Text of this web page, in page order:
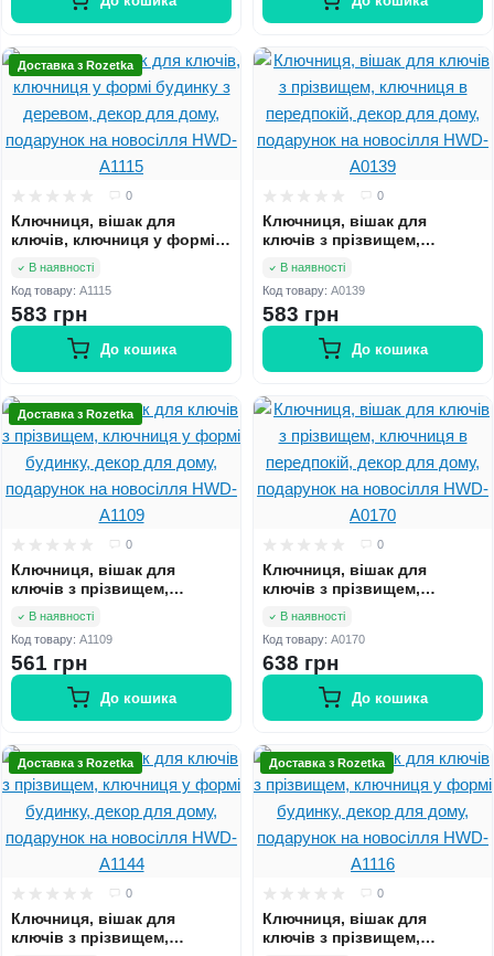
Доставка з Rozetka
0
Ключниця, вішак для
ключів, ключниця у формі
для дому, подарунок на
новосілля HWD-A1115
В наявності
Код товару: A1115
583 грн
До кошика
0
Ключниця, вішак для
ключів з прізвищем,
декор для дому, подарунок
на новосілля HWD-A0139
В наявності
Код товару: A0139
583 грн
До кошика
Доставка з Rozetka
0
Ключниця, вішак для
ключів з прізвищем,
декор для дому, подарунок
на новосілля HWD-A1109
В наявності
Код товару: A1109
561 грн
До кошика
0
Ключниця, вішак для
ключів з прізвищем,
декор для дому, подарунок
на новосілля HWD-A0170
В наявності
Код товару: A0170
638 грн
До кошика
Доставка з Rozetka
0
Ключниця, вішак для
ключів з прізвищем,
Доставка з Rozetka
0
Ключниця, вішак для
ключів з прізвищем,